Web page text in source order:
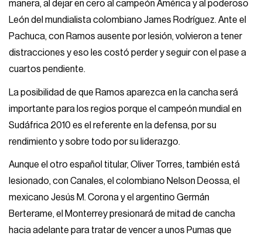
manera, al dejar en cero al campeón América y al poderoso
León del mundialista colombiano James Rodríguez. Ante el
Pachuca, con Ramos ausente por lesión, volvieron a tener
distracciones y eso les costó perder y seguir con el pase a
cuartos pendiente.
La posibilidad de que Ramos aparezca en la cancha será
importante para los regios porque el campeón mundial en
Sudáfrica 2010 es el referente en la defensa, por su
rendimiento y sobre todo por su liderazgo.
Aunque el otro español titular, Oliver Torres, también está
lesionado, con Canales, el colombiano Nelson Deossa, el
mexicano Jesús M. Corona y el argentino Germán
Berterame, el Monterrey presionará de mitad de cancha
hacia adelante para tratar de vencer a unos Pumas que